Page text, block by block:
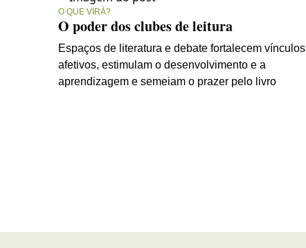
O QUE VIRÁ?
O poder dos clubes de leitura
Espaços de literatura e debate fortalecem vínculos
afetivos, estimulam o desenvolvimento e a
aprendizagem e semeiam o prazer pelo livro